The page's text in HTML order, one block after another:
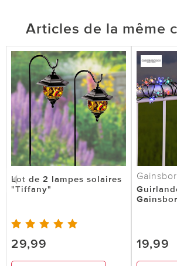
Articles de la même
Lot de 2 lampes solaires
"Tiffany"
29,99 19,99